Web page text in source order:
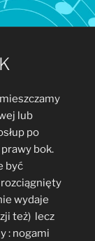
lub
po
bok.
być
wydaje
też) lecz
: nogami